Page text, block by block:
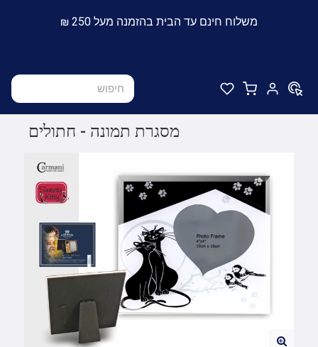
משלוח חינם עד הבית בהזמנה מעל 250 ₪
מסגרת תמונה - חתולים